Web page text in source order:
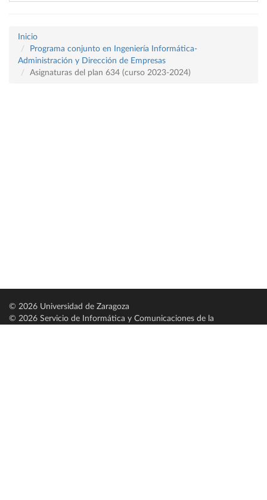
Inicio
Programa conjunto en Ingeniería Informática-
Administración y Dirección de Empresas
Asignaturas del plan 634 (curso 2023-2024)
© 2026 Universidad de Zaragoza
© 2026 Servicio de Informática y Comunicaciones de la